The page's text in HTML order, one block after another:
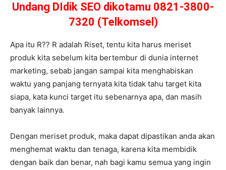
Undang DIdik SEO dikotamu 0821-3800-
7320 (Telkomsel)
Apa itu R?? R adalah Riset, tentu kita harus meriset
produk kita sebelum kita bertembur di dunia internet
marketing, sebab jangan sampai kita menghabiskan
waktu yang panjang ternyata kita tidak tahu target kita
siapa, kata kunci target itu sebenarnya apa, dan masih
banyak lainnya.
Dengan meriset produk, maka dapat dipastikan anda akan
menghemat waktu dan tenaga, karena kita membidik
dengan baik dan benar, nah bagi kamu semua yang ingin